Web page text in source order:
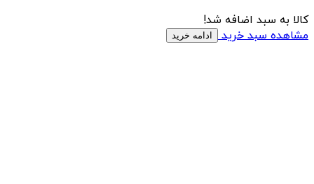
کالا به سبد اضافه شد!
مشاهده سبد خرید
ادامه خرید